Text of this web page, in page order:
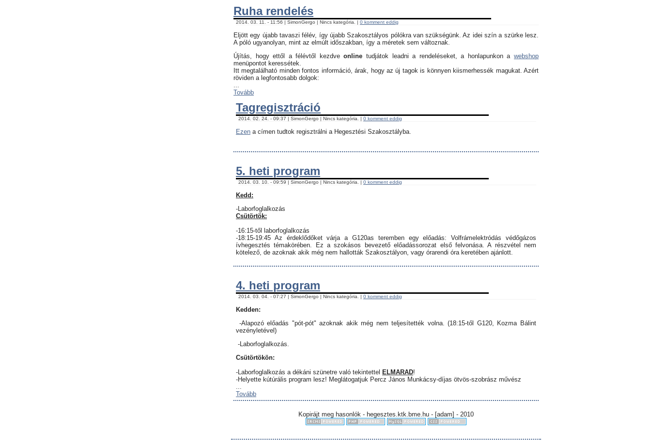
Ruha rendelés
2014. 03. 11. - 11:56 | SimonGergo | Nincs kategória. | 0 komment eddig
Eljött egy újabb tavaszi félév, így újabb Szakosztályos pólókra van szükségünk. Az idei szín a szürke lesz.
A póló ugyanolyan, mint az elmúlt időszakban, így a méretek sem változnak.
Újítás, hogy ettől a félévtől kezdveonline tudjátok leadni a rendeléseket, a honlapunkon awebshop
menüpontot keressétek.
Itt megtalálható minden fontos információ, árak, hogy az új tagok is könnyen kiismerhessék magukat. Azért
röviden a legfontosabb dolgok:
...
Tovább
Tagregisztráció
2014. 02. 24. - 09:37 | SimonGergo | Nincs kategória. | 0 komment eddig
Ezen a címen tudtok regisztrálni a Hegesztési Szakosztályba.
5. heti program
2014. 03. 10. - 09:59 | SimonGergo | Nincs kategória. | 0 komment eddig
Kedd:
-Laborfoglalkozás
Csütörtök:
-16:15-től laborfoglalkozás
-18:15-19:45 Az érdeklődőket várja a G120as teremben egy előadás: Volfrámelektródás védőgázos
ívhegesztés témakörében. Ez a szokásos bevezető előadássorozat első felvonása. A részvétel nem
kötelező, de azoknak akik még nem hallották Szakosztályon, vagy órarendi óra keretében ajánlott.
4. heti program
2014. 03. 04. - 07:27 | SimonGergo | Nincs kategória. | 0 komment eddig
Kedden:
-Alapozó előadás "pót-pót" azoknak akik még nem teljesítették volna. (18:15-től G120, Kozma Bálint
vezényletével)
-Laborfoglalkozás.
Csütörtökön:
-Laborfoglalkozás a dékáni szünetre való tekintettel ELMARAD!
-Helyette kútúrális program lesz! Meglátogatjuk Percz János Munkácsy-díjas ötvös-szobrász művész
...
Tovább
Kopirájt meg hasonlók - hegesztes.ktk.bme.hu - [adam] - 2010